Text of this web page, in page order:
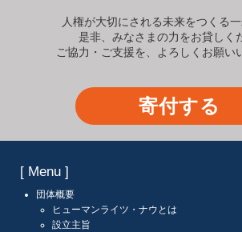
人権が大切にされる未来をつくる一
是非、みなさまの力をお貸しく
ご協力・ご支援を、よろしくお願い
寄付する
[ Menu ]
団体概要
ヒューマンライツ・ナウとは
設立主旨